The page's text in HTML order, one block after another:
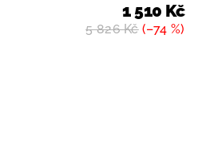
5 826 Kč(–74 %)
1 510 Kč